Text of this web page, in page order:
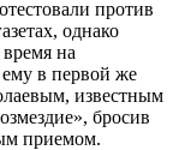
против
однако
на
в первой же
известным
бросив
приемом.